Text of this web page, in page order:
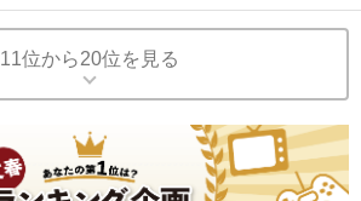
11位から20位を見る